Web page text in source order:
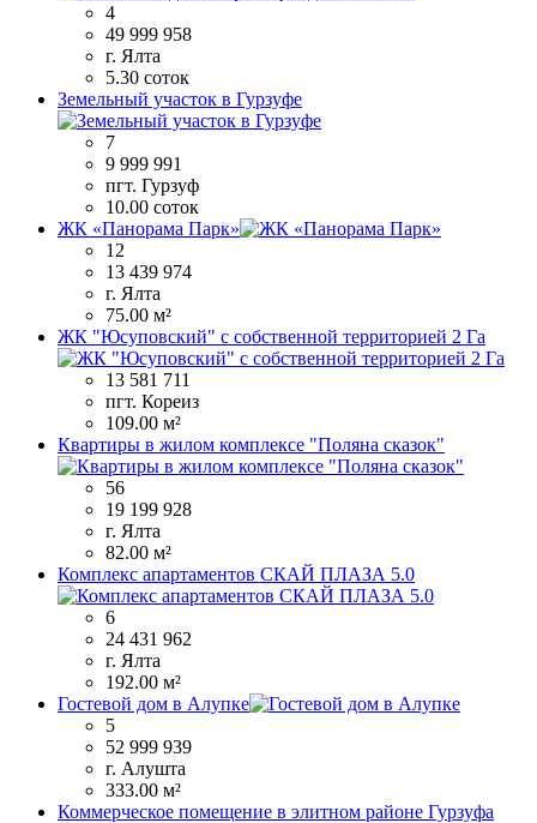
4
49 999 958
г. Ялта
5.30 соток
Земельный участок в Гурзуфе
7
9 999 991
пгт. Гурзуф
10.00 соток
ЖК «Панорама Парк»
12
13 439 974
г. Ялта
75.00 м²
ЖК "Юсуповский" с собственной территорией 2 Га
13 581 711
пгт. Кореиз
109.00 м²
Квартиры в жилом комплексе "Поляна сказок"
56
19 199 928
г. Ялта
82.00 м²
Комплекс апартаментов СКАЙ ПЛАЗА 5.0
6
24 431 962
г. Ялта
192.00 м²
Гостевой дом в Алупке
5
52 999 939
г. Алушта
333.00 м²
Коммерческое помещение в элитном районе Гурзуфа